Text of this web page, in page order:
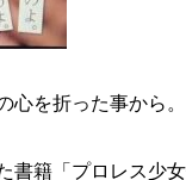
心を折った事から。
籍「プロレス少女